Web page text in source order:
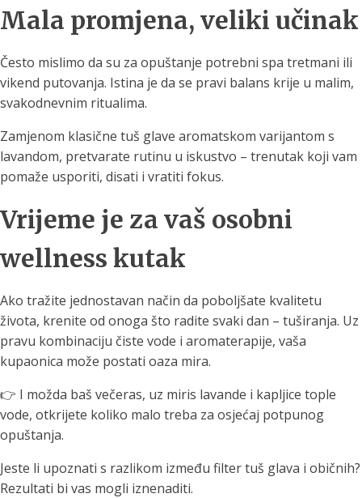
Mala promjena, veliki učinak
Često mislimo da su za opuštanje potrebni spa tretmani ili
vikend putovanja. Istina je da se pravi balans krije u malim,
svakodnevnim ritualima.
Zamjenom klasične tuš glave aromatskom varijantom s
lavandom, pretvarate rutinu u iskustvo – trenutak koji vam
pomaže usporiti, disati i vratiti fokus.
Vrijeme je za vaš osobni
wellness kutak
Ako tražite jednostavan način da poboljšate kvalitetu
života, krenite od onoga što radite svaki dan – tuširanja. Uz
pravu kombinaciju čiste vode i aromaterapije, vaša
kupaonica može postati oaza mira.
👉 I možda baš večeras, uz miris lavande i kapljice tople
vode, otkrijete koliko malo treba za osjećaj potpunog
opuštanja.
Jeste li upoznati s razlikom između filter tuš glava i običnih?
Rezultati bi vas mogli iznenaditi.